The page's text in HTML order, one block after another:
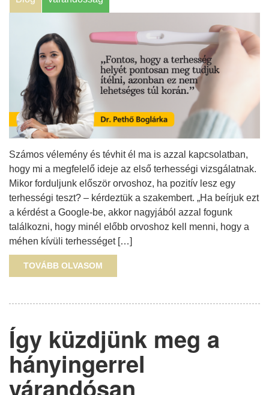
Számos vélemény és tévhit él ma is azzal kapcsolatban,
hogy mi a megfelelő ideje az első terhességi vizsgálatnak.
Mikor forduljunk először orvoshoz, ha pozitív lesz egy
terhességi teszt? – kérdeztük a szakembert. „Ha beírjuk ezt
a kérdést a Google-be, akkor nagyjából azzal fogunk
találkozni, hogy minél előbb orvoshoz kell menni, hogy a
méhen kívüli terhességet […]
TOVÁBB OLVASOM
Így küzdjünk meg a
hányingerrel
várandósan